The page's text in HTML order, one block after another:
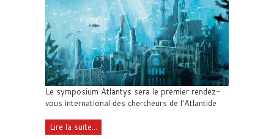
Le symposium Atlantys sera le premier rendez-
vous international des chercheurs de l'Atlantide
Lire la suite...